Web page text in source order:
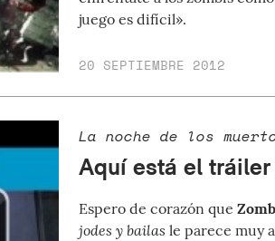
juego es difícil».
20 SEPTIEMBRE 2012
La noche de los
Aquí está el
Espero de corazón que
jodes y bailas le parece muy